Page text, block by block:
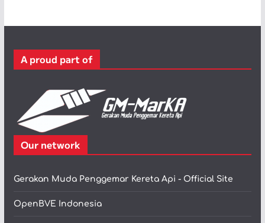
r
A proud part of
Our network
Gerakan Muda Penggemar Kereta Api - Official Site
OpenBVE Indonesia